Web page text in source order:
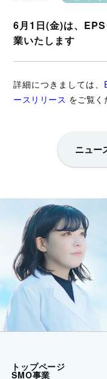
6月1日(金)は、
業いたします
詳細につきましては、
ースリリース をご覧く
ニュー
トップページ
SMO事業